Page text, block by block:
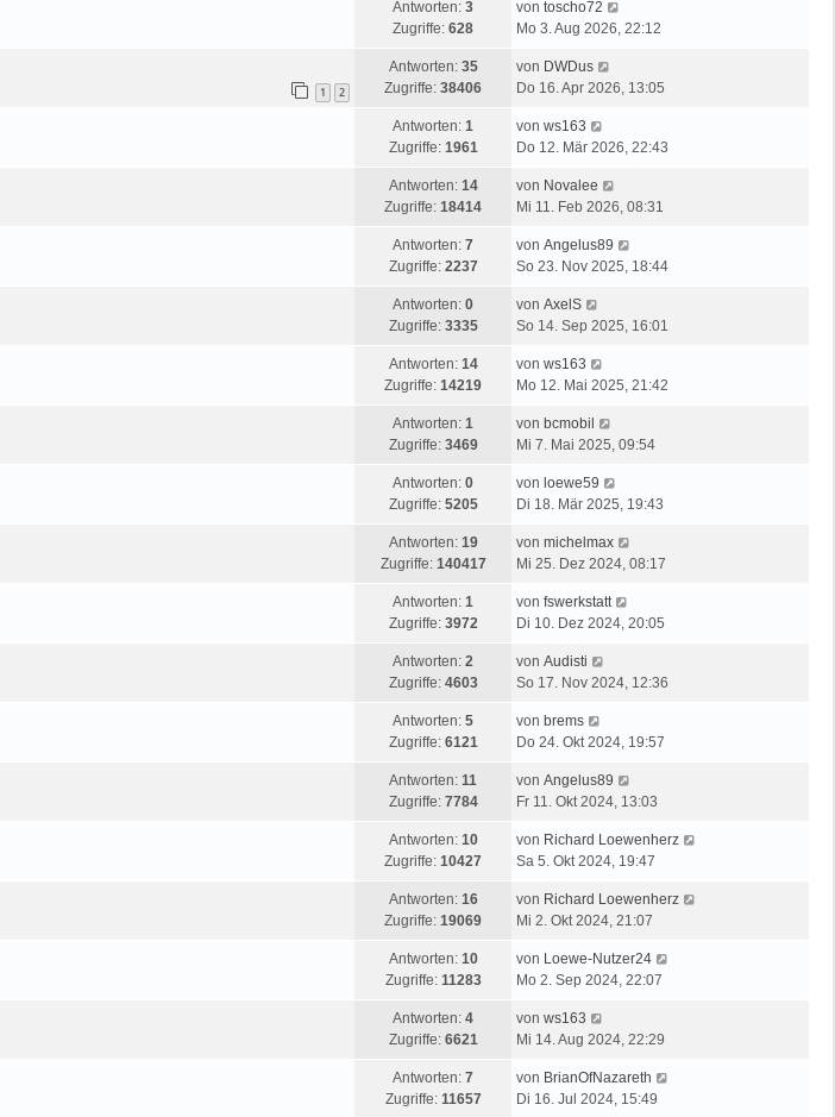
Antworten: 3
Zugriffe: 628
von toscho72
Mo 3. Aug 2026, 22:12
1 2
Antworten: 35
Zugriffe: 38406
von DWDus
Do 16. Apr 2026, 13:05
Antworten: 1
Zugriffe: 1961
von ws163
Do 12. Mär 2026, 22:43
Antworten: 14
Zugriffe: 18414
von Novalee
Mi 11. Feb 2026, 08:31
Antworten: 7
Zugriffe: 2237
von Angelus89
So 23. Nov 2025, 18:44
Antworten: 0
Zugriffe: 3335
von AxelS
So 14. Sep 2025, 16:01
Antworten: 14
Zugriffe: 14219
von ws163
Mo 12. Mai 2025, 21:42
Antworten: 1
Zugriffe: 3469
von bcmobil
Mi 7. Mai 2025, 09:54
Antworten: 0
Zugriffe: 5205
von loewe59
Di 18. Mär 2025, 19:43
Antworten: 19
Zugriffe: 140417
von michelmax
Mi 25. Dez 2024, 08:17
Antworten: 1
Zugriffe: 3972
von fswerkstatt
Di 10. Dez 2024, 20:05
Antworten: 2
Zugriffe: 4603
von Audisti
So 17. Nov 2024, 12:36
Antworten: 5
Zugriffe: 6121
von brems
Do 24. Okt 2024, 19:57
Antworten: 11
Zugriffe: 7784
von Angelus89
Fr 11. Okt 2024, 13:03
Antworten: 10
Zugriffe: 10427
von Richard Loewenherz
Sa 5. Okt 2024, 19:47
Antworten: 16
Zugriffe: 19069
von Richard Loewenherz
Mi 2. Okt 2024, 21:07
Antworten: 10
Zugriffe: 11283
von Loewe-Nutzer24
Mo 2. Sep 2024, 22:07
Antworten: 4
Zugriffe: 6621
von ws163
Mi 14. Aug 2024, 22:29
Antworten: 7
Zugriffe: 11657
von BrianOfNazareth
Di 16. Jul 2024, 15:49